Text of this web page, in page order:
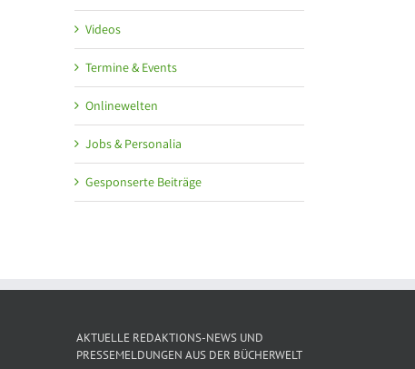
Videos
Termine & Events
Onlinewelten
Jobs & Personalia
Gesponserte Beiträge
AKTUELLE REDAKTIONS-NEWS UND
PRESSEMELDUNGEN AUS DER BÜCHERWELT